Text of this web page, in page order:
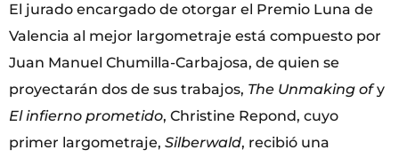
El jurado encargado de otorgar el Premio Luna de
Valencia al mejor largometraje está compuesto por
Juan Manuel Chumilla-Carbajosa, de quien se
proyectarán dos de sus trabajos, The Unmaking ofy
El infierno prometido, Christine Repond, cuyo
primer largometraje, Silberwald, recibió una